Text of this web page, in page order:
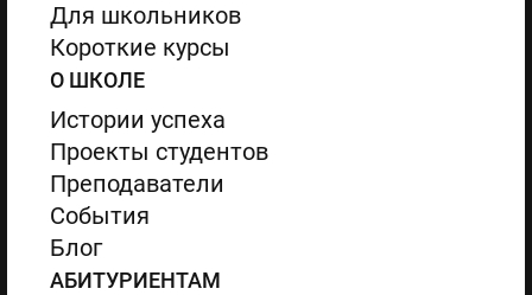
Для школьников
Короткие курсы
О ШКОЛЕ
Истории успеха
Проекты студентов
Преподаватели
События
Блог
АБИТУРИЕНТАМ